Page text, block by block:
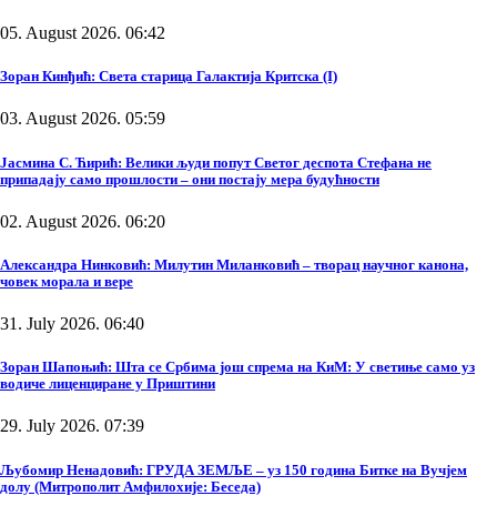
05. August 2026. 06:42
Зоран Кинђић: Света старица Галактија Критска (I)
03. August 2026. 05:59
Јасмина С. Ћирић: Велики људи попут Светог деспота Стефана не
припадају само прошлости – они постају мера будућности
02. August 2026. 06:20
Александра Нинковић: Милутин Миланковић – творац научног канона,
човек морала и вере
31. July 2026. 06:40
Зоран Шапоњић: Шта се Србима још спрема на КиМ: У светиње само уз
водиче лиценциране у Приштини
29. July 2026. 07:39
Љубомир Ненадовић: ГРУДА ЗЕМЉЕ – уз 150 година Битке на Вучјем
долу (Митрополит Амфилохије: Беседа)